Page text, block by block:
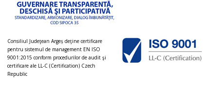
Consiliul Judeţean Argeș deţine certificare
pentru sistemul de management EN ISO
9001:2015 conform procedurilor de audit şi
certificare ale LL-C (Certification) Czech
Republic